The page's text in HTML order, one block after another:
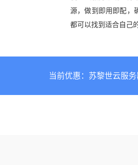
源，做到即用即配，
都可以找到适合自己
当前优惠：苏黎世云服